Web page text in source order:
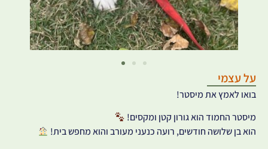
על עצמי
בואו לאמץ את מיסטר!
מיסטר החמוד הוא גורון קטן ומקסים!
הוא בן שלושה חודשים, רועה כנעני מעורב והוא מחפש בית!